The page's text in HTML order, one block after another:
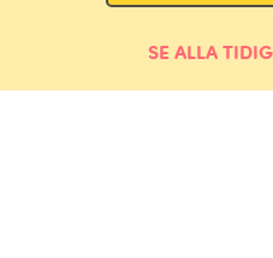
SE ALLA